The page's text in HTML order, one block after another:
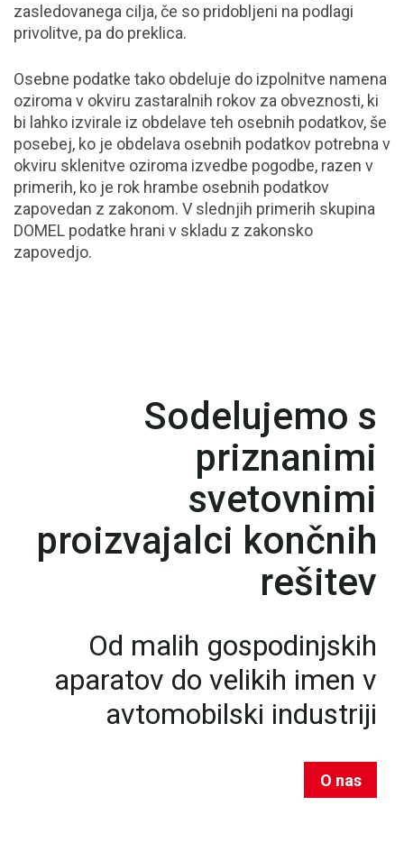
zasledovanega cilja, če so pridobljeni na podlagi
privolitve, pa do preklica.
Osebne podatke tako obdeluje do izpolnitve namena
oziroma v okviru zastaralnih rokov za obveznosti, ki
bi lahko izvirale iz obdelave teh osebnih podatkov, še
posebej, ko je obdelava osebnih podatkov potrebna v
okviru sklenitve oziroma izvedbe pogodbe, razen v
primerih, ko je rok hrambe osebnih podatkov
zapovedan z zakonom. V slednjih primerih skupina
DOMEL podatke hrani v skladu z zakonsko
zapovedjo.
Sodelujemo s
priznanimi
svetovnimi
proizvajalci končnih
rešitev
Od malih gospodinjskih
aparatov do velikih imen v
avtomobilski industriji
O nas